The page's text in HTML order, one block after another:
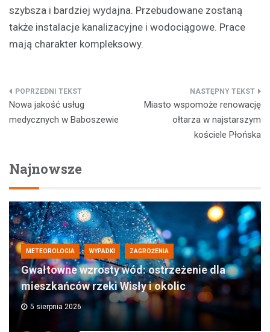
szybsza i bardziej wydajna. Przebudowane zostaną
także instalacje kanalizacyjne i wodociągowe. Prace
mają charakter kompleksowy.
Nawigacja
wpisu
Nowa jakość usług
medycznych w Baboszewie
Miasto wspomoże renowację
ołtarza w najstarszym
kościele Płońska
Najnowsze
METEOROLOGIA WYPADKI ZAGROŻENIA
Gwałtowne wzrosty wód: ostrzeżenie dla
mieszkańców rzeki Wisły i okolic
5 sierpnia 2026